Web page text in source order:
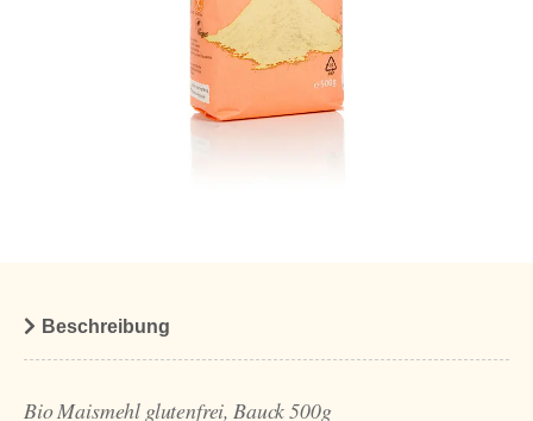
Beschreibung
Bio Maismehl glutenfrei, Bauck 500g